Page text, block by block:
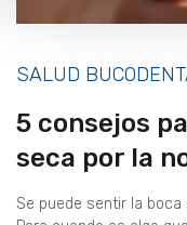
SALUD
5 consejos
seca por la
Se puede sentir la